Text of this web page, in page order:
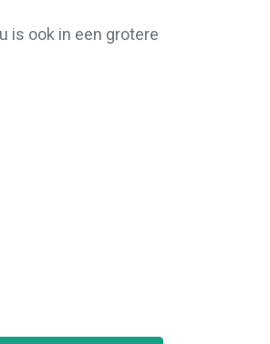
is ook in een grotere